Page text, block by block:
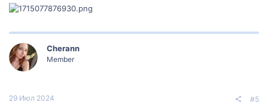
Cherann
Member
29 Июл 2024 #5